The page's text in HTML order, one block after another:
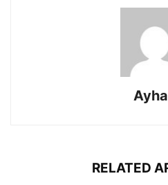
RELATED